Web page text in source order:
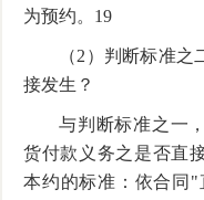
为预约。19
（2）判断标准
接发生？
与判断标准之一
货付款义务之是否直
本约的标准：依合同